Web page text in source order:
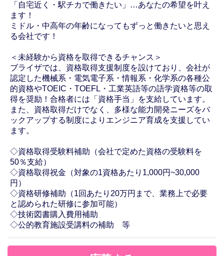
「自宅近く・駅チカで働きたい」…あなたの希望を叶え
ます！
ミドル・中高年の年齢になってもずっと働きたいと思え
る会社です！
＜未経験から資格を取得できるチャンス＞
ブライザでは、資格取得支援制度を設けており、会社が
認定した機械系・電気電子系・情報系・化学系の各種公
的資格やTOEIC・TOEFL・工業英語等の語学資格等の取
得を奨励！合格者には「資格手当」を支給しています。
また、資格取得だけでなく、多様な能力開発ニーズをバ
ックアップする制度によりエンジニア育成を支援してい
ます。
◇資格取得受験料補助（会社で定めた資格の受験料を
50％支給）
◇資格取得祝金（対象の1資格あたり1,000円~30,000
円）
◇資格研修補助（1回あたり20万円まで、業務上で必要
と認められた研修に参加可能）
◇技術図書購入費用補助
◇公的教育施設受講料の補助 等